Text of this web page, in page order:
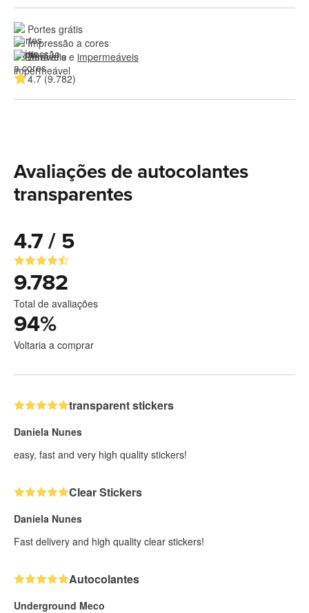
Portes grátis
Impressão a cores
Duráveis e impermeáveis
4.7 (9.782)
Avaliações de autocolantes
transparentes
4.7 / 5
9.782
Total de avaliações
94%
Voltaria a comprar
transparent stickers
Daniela Nunes
easy, fast and very high quality stickers!
Clear Stickers
Daniela Nunes
Fast delivery and high quality clear stickers!
Autocolantes
Underground Meco